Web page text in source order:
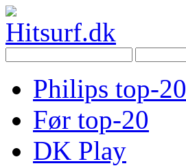
Philips top-20
Før top-20
DK Play